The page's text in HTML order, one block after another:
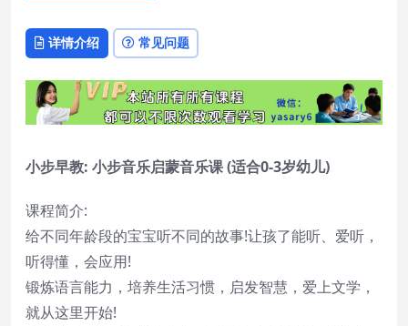
详情介绍 常见问题
小步早教: 小步音乐启蒙音乐课 (适合0-3岁幼儿)
课程简介:
给不同年龄段的宝宝听不同的故事!让孩了能听、爱听，
听得懂，会应用!
锻炼语言能力，培养生活习惯，启发智慧，爱上文学，
就从这里开始!